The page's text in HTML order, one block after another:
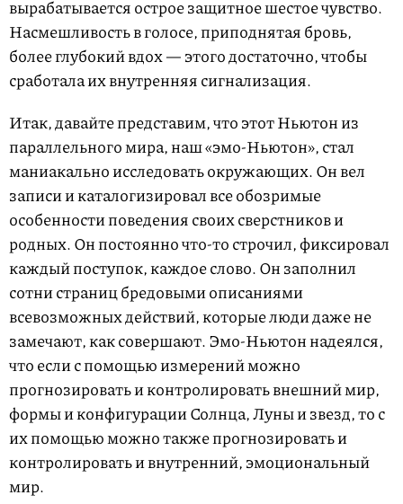
вырабатывается острое защитное шестое чувство.
Насмешливость в голосе, приподнятая бровь,
более глубокий вдох — этого достаточно, чтобы
сработала их внутренняя сигнализация.
Итак, давайте представим, что этот Ньютон из
параллельного мира, наш «эмо-Ньютон», стал
маниакально исследовать окружающих. Он вел
записи и каталогизировал все обозримые
особенности поведения своих сверстников и
родных. Он постоянно что-то строчил, фиксировал
каждый поступок, каждое слово. Он заполнил
сотни страниц бредовыми описаниями
всевозможных действий, которые люди даже не
замечают, как совершают. Эмо-Ньютон надеялся,
что если с помощью измерений можно
прогнозировать и контролировать внешний мир,
формы и конфигурации Солнца, Луны и звезд, то с
их помощью можно также прогнозировать и
контролировать и внутренний, эмоциональный
мир.